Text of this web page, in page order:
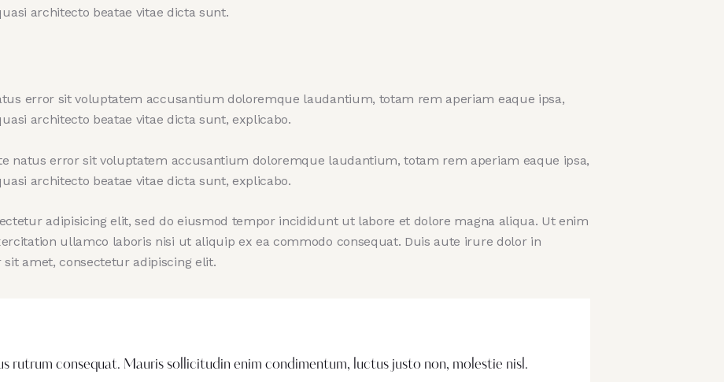
architecto beatae vitae dicta sunt.
error sit voluptatem accusantium doloremque laudantium, totam rem aperiam eaque ipsa,
architecto beatae vitae dicta sunt, explicabo.
natus error sit voluptatem accusantium doloremque laudantium, totam rem aperiam eaque ipsa,
architecto beatae vitae dicta sunt, explicabo.
adipisicing elit, sed do eiusmod tempor incididunt ut labore et dolore magna aliqua. Ut enim
ullamco laboris nisi ut aliquip ex ea commodo consequat. Duis aute irure dolor in
amet, consectetur adipiscing elit.
rutrum consequat. Mauris sollicitudin enim condimentum, luctus justo non, molestie nisl.